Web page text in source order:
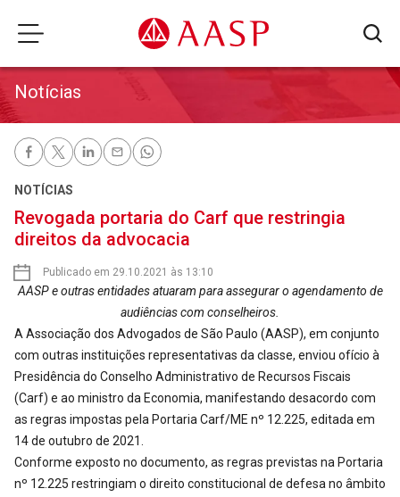
Notícias
NOTÍCIAS
Revogada portaria do Carf que restringia
direitos da advocacia
Publicado em 29.10.2021 às 13:10
AASP e outras entidades atuaram para assegurar o agendamento de
audiências com conselheiros.
A Associação dos Advogados de São Paulo (AASP), em conjunto
com outras instituições representativas da classe, enviou ofício à
Presidência do Conselho Administrativo de Recursos Fiscais
(Carf) e ao ministro da Economia, manifestando desacordo com
as regras impostas pela Portaria Carf/ME nº 12.225, editada em
14 de outubro de 2021.
Conforme exposto no documento, as regras previstas na Portaria
nº 12.225 restringiam o direito constitucional de defesa no âmbito